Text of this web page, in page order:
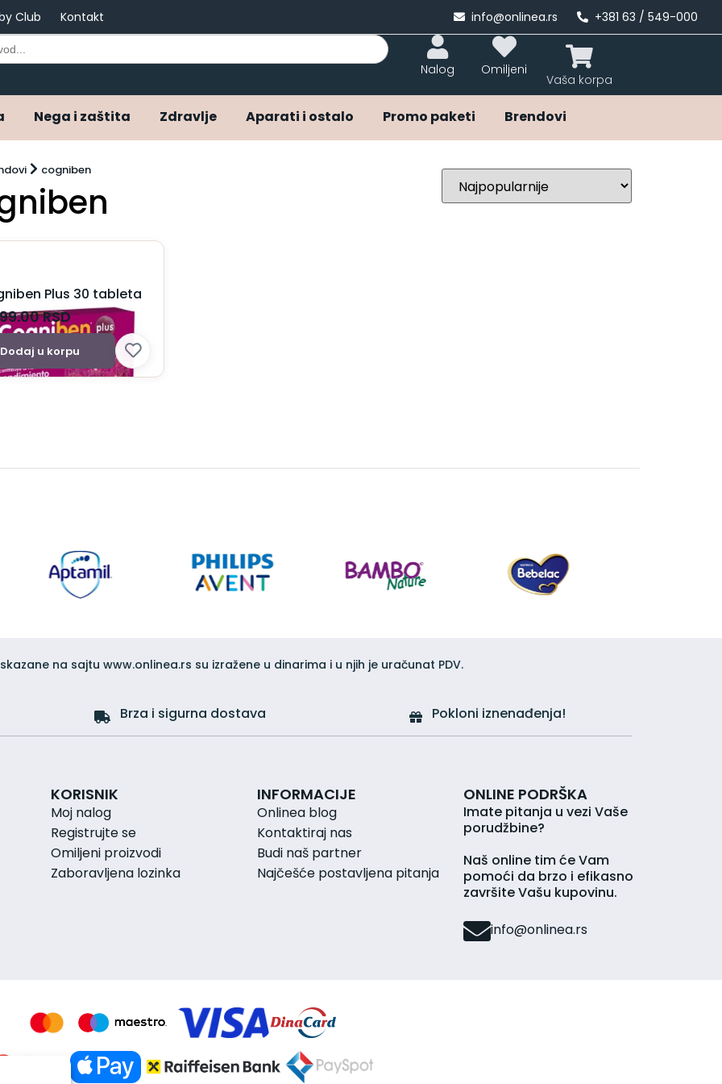
Club Kontakt info@onlinea.rs +381 63 / 549-000
Nalog Omiljeni
Nega i zaštita Zdravlje Aparati i ostalo Promo paketi
Brendovi
cogniben
Plus 30 tableta
RSD
Dodaj u korpu
na sajtu www.onlinea.rs su izražene u dinarima i u njih je uračunat PDV.
Brza i sigurna dostava Pokloni iznenađenja!
KORISNIK
Moj nalog
Registrujte se
Omiljeni proizvodi
Zaboravljena lozinka
INFORMACIJE
Onlinea blog
Kontaktiraj nas
Budi naš partner
Najčešće postavljena pitanja
ONLINE PODRŠKA
Imate pitanja u vezi Vaše
porudžbine?
Naš online tim će Vam
pomoći da brzo i efikasno
završite Vašu kupovinu.
info@onlinea.rs